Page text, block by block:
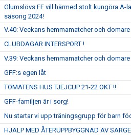
Glumslövs FF vill härmed stolt kungöra A-
säsong 2024!
V.40: Veckans hemmamatcher och domare
CLUBDAGAR INTERSPORT !
V.39: Veckans hemmamatcher och domare
GFF:s egen låt
TOMATENS HUS TJEJCUP 21-22 OKT !!
GFF-familjen är i sorg!
Nu startar vi upp träningsgrupp för barn
HJÄLP MED ÅTERUPPBYGGNAD AV